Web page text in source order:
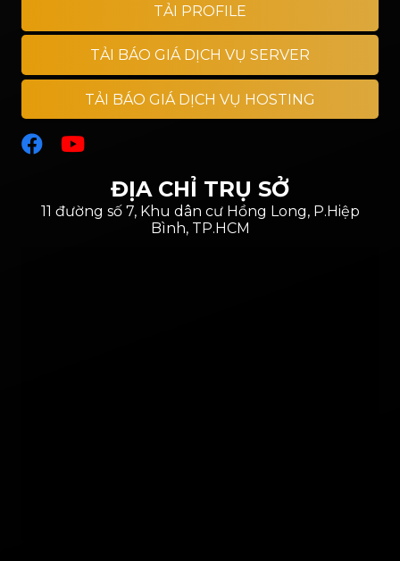
TẢI PROFILE
TẢI BÁO GIÁ DỊCH VỤ SERVER
TẢI BÁO GIÁ DỊCH VỤ HOSTING
ĐỊA CHỈ TRỤ SỞ
11 đường số 7, Khu dân cư Hồng Long, P.Hiệp
Bình, TP.HCM